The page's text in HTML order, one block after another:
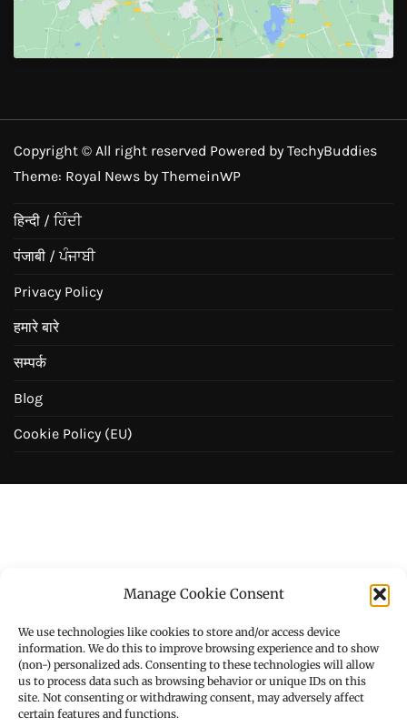
Manage Cookie Consent
We use technologies like cookies to store and/or access device
information. We do this to improve browsing experience and to show
(non-) personalized ads. Consenting to these technologies will allow
us to process data such as browsing behavior or unique IDs on this
site. Not consenting or withdrawing consent, may adversely affect
certain features and functions.
Copyright © All right reserved Powered by TechyBuddies
Theme: Royal News by ThemeinWP
हिन्दी / ਹਿੰਦੀ
पंजाबी / ਪੰਜਾਬੀ
Privacy Policy
हमारे बारे
सम्पर्क
Blog
Cookie Policy (EU)